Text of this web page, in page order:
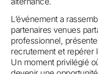
L’événement a
partenaires venues
professionnel,
recrutement et repérer
Un moment privilégié